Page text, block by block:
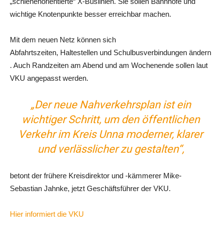
wichtige Knotenpunkte besser erreichbar machen.
Mit dem neuen Netz können sich
Abfahrtszeiten, Haltestellen und Schulbusverbindungen ändern
. Auch Randzeiten am Abend und am Wochenende sollen laut
VKU angepasst werden.
„Der neue Nahverkehrsplan ist ein
wichtiger Schritt, um den öffentlichen
Verkehr im Kreis Unna moderner, klarer
und verlässlicher zu gestalten“,
betont der frühere Kreisdirektor und -kämmerer Mike-
Sebastian Jahnke, jetzt Geschäftsführer der VKU.
Hier informiert die VKU